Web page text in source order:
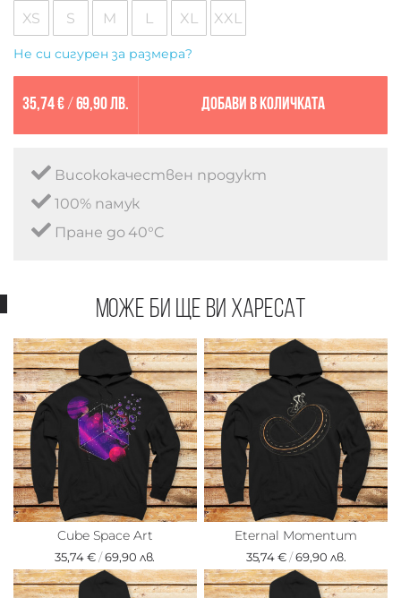
XS S M L XL XXL
Не си сигурен за размера?
35,74 €/ 69,90 лв. Добави в количката
Висококачествен продукт
100% памук
Пране до 40°C
Може би ще ви харесат
Cube Space Art
35,74 €/69,90 лв.
Eternal Momentum
35,74 €/69,90 лв.